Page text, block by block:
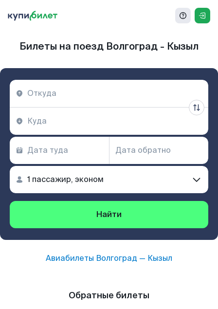
Билеты на поезд Волгоград - Кызыл
Найти
Авиабилеты Волгоград — Кызыл
Обратные билеты